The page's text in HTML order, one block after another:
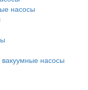
насосы
насосы